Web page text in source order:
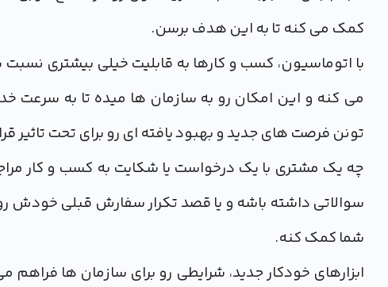
کمک می کنه تا به این هدف برسن.
با اتوماسیون، کسب و کارها به قابلیت خیلی بیشتری
می کنه و این امکان رو به سازمان ها میده تا به
تونن فرصت های جدید و بهبود یافته ای رو برای تحت تاثیر
چه یک مشتری با یک درخواست یا شکایت به کسب و کار
سوالاتی داشته باشه و یا قصد تکرار سفارش قبلی خودش
شما کمک کنه.
ابزارهای خودکار جدید، شرایطی رو برای سازمان ها